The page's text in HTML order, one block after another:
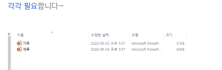
각각 필요합니다~